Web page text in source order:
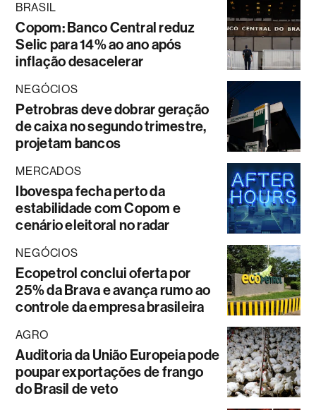
BRASIL
Copom: Banco Central reduz
Selic para 14% ao ano após
inflação desacelerar
NEGÓCIOS
Petrobras deve dobrar geração
de caixa no segundo trimestre,
projetam bancos
MERCADOS
Ibovespa fecha perto da
estabilidade com Copom e
cenário eleitoral no radar
NEGÓCIOS
Ecopetrol conclui oferta por
25% da Brava e avança rumo ao
controle da empresa brasileira
AGRO
Auditoria da União Europeia pode
poupar exportações de frango
do Brasil de veto